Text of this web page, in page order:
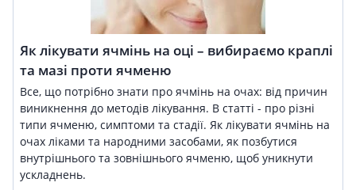
Як лікувати ячмінь на оці – вибираємо краплі
та мазі проти ячменю
Все, що потрібно знати про ячмінь на очах: ​​від причин
виникнення до методів лікування. В статті - про різні
типи ячменю, симптоми та стадії. Як лікувати ячмінь на
очах ліками та народними засобами, як позбутися
внутрішнього та зовнішнього ячменю, щоб уникнути
ускладнень.